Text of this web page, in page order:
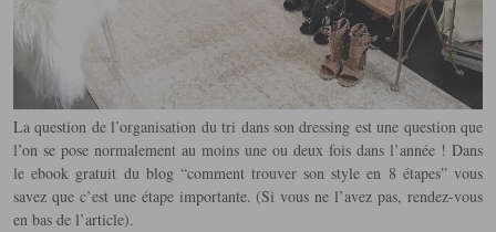
La question de l’organisation du tri dans son dressing est une question que
l’on se pose normalement au moins une ou deux fois dans l’année ! Dans
le ebook gratuit du blog “comment trouver son style en 8 étapes” vous
savez que c’est une étape importante. (Si vous ne l’avez pas, rendez-vous
en bas de l’article).